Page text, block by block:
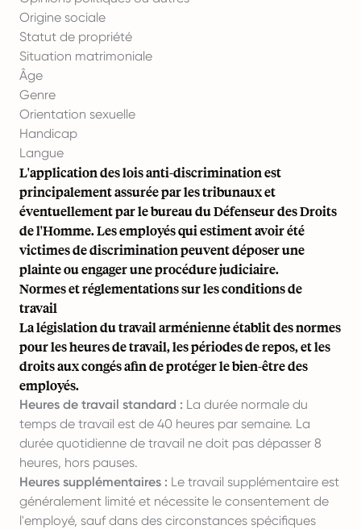
Origine sociale
Statut de propriété
Situation matrimoniale
Âge
Genre
Orientation sexuelle
Handicap
Langue
L'application des lois anti-discrimination est
principalement assurée par les tribunaux et
éventuellement par le bureau du Défenseur des Droits
de l'Homme. Les employés qui estiment avoir été
victimes de discrimination peuvent déposer une
plainte ou engager une procédure judiciaire.
Normes et réglementations sur les conditions de
travail
La législation du travail arménienne établit des normes
pour les heures de travail, les périodes de repos, et les
droits aux congés afin de protéger le bien-être des
employés.
Heures de travail standard : La durée normale du
temps de travail est de 40 heures par semaine. La
durée quotidienne de travail ne doit pas dépasser 8
heures, hors pauses.
Heures supplémentaires : Le travail supplémentaire est
généralement limité et nécessite le consentement de
l'employé, sauf dans des circonstances spécifiques